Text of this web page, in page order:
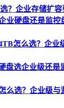
？企业存储扩容
业硬盘还是监控
怎么选？企业
盘选企业级还是
么选？企业级与